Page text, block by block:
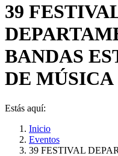
39
BANDAS
DE MÚSICA
Estás aquí:
Inicio
Eventos
39 FESTIVAL